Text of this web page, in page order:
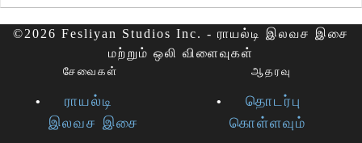
©2026 Fesliyan Studios Inc. - ராயல்டி இலவச இசை
மற்றும் ஒலி விளைவுகள்
சேவைகள்
ராயல்டி
இலவச இசை
ஆதரவு
தொடர்பு
கொள்ளவும்